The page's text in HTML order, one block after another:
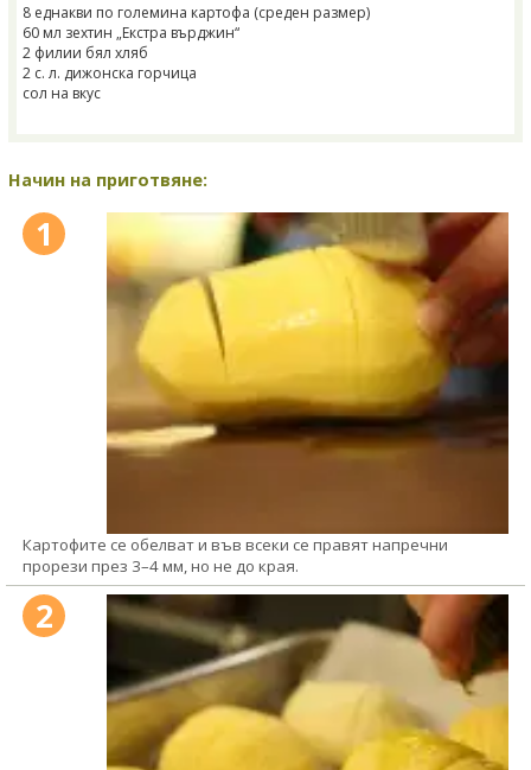
8 еднакви по големина картофа (среден размер)
60 мл зехтин „Екстра върджин“
2 филии бял хляб
2 с. л. дижонска горчица
сол на вкус
Начин на приготвяне:
1
Картофите се обелват и във всеки се правят напречни
прорези през 3–4 мм, но не до края.
2